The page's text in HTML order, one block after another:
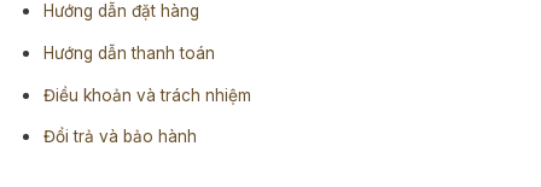
Hướng dẫn đặt hàng
Hướng dẫn thanh toán
Điều khoản và trách nhiệm
Đổi trả và bảo hành